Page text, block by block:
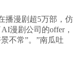
漫剧超5万部，仿
漫剧公司的offer，
不常”。”南瓜吐